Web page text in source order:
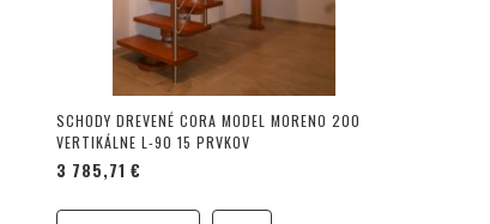
SCHODY DREVENÉ CORA MODEL MORENO 200
VERTIKÁLNE L-90 15 PRVKOV
3 785,71 €